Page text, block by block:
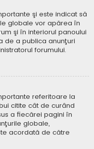
şi este indicat să
globale vor apărea în
şi în interiorul panoului
de a publica anunţuri
forumului.
referitoare la
citite cât de curând
a fiecărei pagini în
globale,
acordată de către